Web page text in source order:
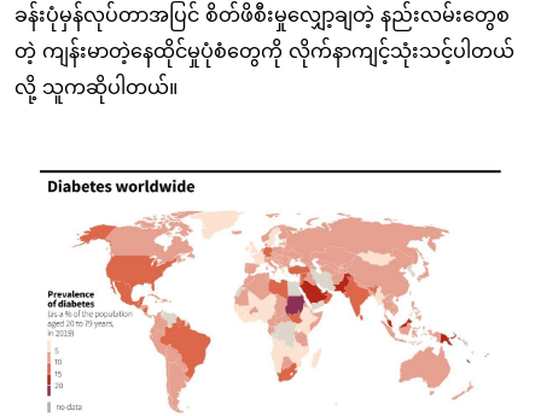
ခန်းပုံမှန်လုပ်တာအပြင် စိတ်ဖိစီးမှုလျှော့ချတဲ့ နည်းလမ်းတွေစ
တဲ့ ကျန်းမာတဲ့နေထိုင်မှုပုံစံတွေကို လိုက်နာကျင့်သုံးသင့်ပါတယ်
လို့ သူကဆိုပါတယ်။
Image